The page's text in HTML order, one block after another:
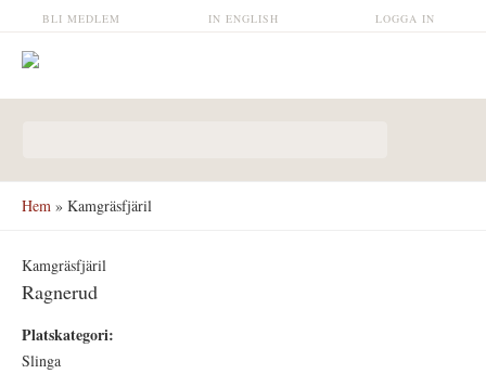
Hoppa till huvudinnehåll LOGGA IN
IN ENGLISH
BLI MEDLEM
Hem » Kamgräsfjäril
Kamgräsfjäril
Ragnerud
Platskategori:
Slinga